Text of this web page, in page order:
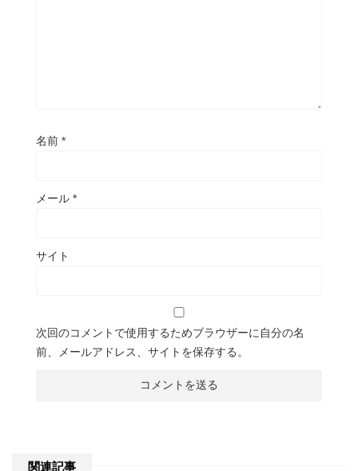
名前 *
メール *
サイト
次回のコメントで使用するためブラウザーに自分の名
前、メールアドレス、サイトを保存する。
関連記事